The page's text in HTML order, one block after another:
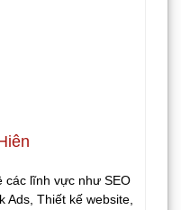
các lĩnh vực như SEO
Ads, Thiết kế website,